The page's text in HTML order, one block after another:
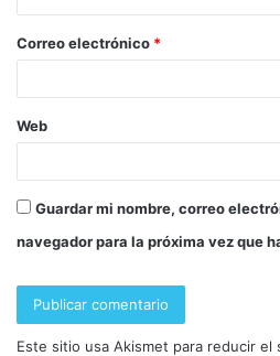
Correo electrónico *
Web
Guardar mi nombre, correo
navegador para la próxima vez que
Este sitio usa Akismet para reducir el